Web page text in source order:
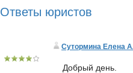
Ответы юристов
Сутормина Елена
Добрый день.